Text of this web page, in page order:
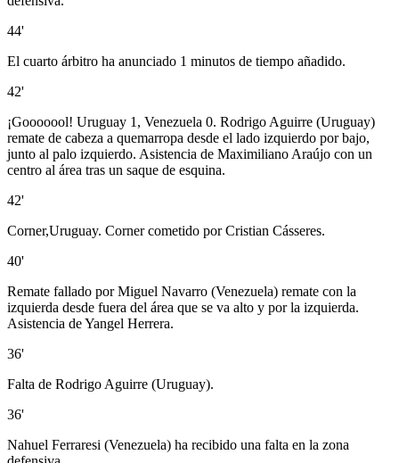
44'
El cuarto árbitro ha anunciado 1 minutos de tiempo añadido.
42'
¡Gooooool! Uruguay 1, Venezuela 0. Rodrigo Aguirre (Uruguay)
remate de cabeza a quemarropa desde el lado izquierdo por bajo,
junto al palo izquierdo. Asistencia de Maximiliano Araújo con un
centro al área tras un saque de esquina.
42'
Corner,Uruguay. Corner cometido por Cristian Cásseres.
40'
Remate fallado por Miguel Navarro (Venezuela) remate con la
izquierda desde fuera del área que se va alto y por la izquierda.
Asistencia de Yangel Herrera.
36'
Falta de Rodrigo Aguirre (Uruguay).
36'
Nahuel Ferraresi (Venezuela) ha recibido una falta en la zona